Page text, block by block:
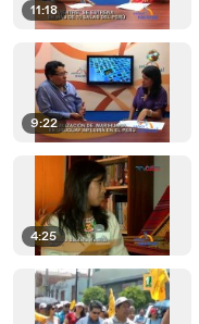
11:18
9:22
4:25